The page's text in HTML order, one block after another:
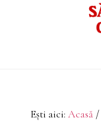
Ești aici: Acasă /